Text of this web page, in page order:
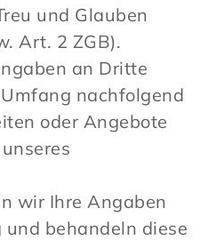
und Glauben
Art. 2 ZGB).
an Dritte
nachfolgend
oder Angebote
wir Ihre Angaben
behandeln diese